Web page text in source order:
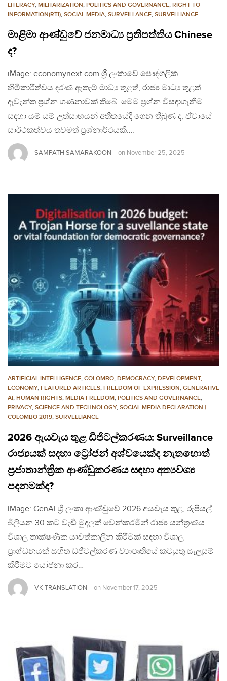
LITERACY, MILITARIZATION, POLITICS AND GOVERNANCE, RIGHT TO
INFORMATION(RTI), SOCIAL MEDIA, SURVEILLANCE, SURVELLIANCE
මාළිමා ආණ්ඩුවේ ජනමාධ්‍ය ප්‍රතිපත්තිය Chinese
ද?
iMage: economynext.com ශ්‍රී ලංකාවේ පෞද්ගලික
හිමිකාරීත්වය දරණ ඇතැම් මාධ්‍ය තුළත්, රාජ්‍ය මාධ්‍ය තුළත්
දැවැන්ත ප්‍රශ්න ගණනාවක් තිබේ. මෙම ප්‍රශ්න විසඳාගැනීම
සඳහා යම් යම් උත්සාහයන් අතීතයේදී ගෙන තිබුණ ද, ඒවායේ
සාර්ථකත්වය තවමත් ප්‍රශ්නාර්ථයකි….
SAMPATH SAMARAKOON on November 25, 2025
ARTIFICIAL INTELLIGENCE, COLOMBO, DEMOCRACY, DEVELOPMENT,
ECONOMY, FEATURED ARTICLES, FREEDOM OF EXPRESSION, GENERATIVE
AI, HUMAN RIGHTS, MEDIA FREEDOM, POLITICS AND GOVERNANCE,
PRIVACY, SCIENCE AND TECHNOLOGY, SOCIAL MEDIA DECLARATION |
COLOMBO 2019, SURVELLIANCE
2026 ඇයවැය තුළ ඩිජිටල්කරණය: Surveillance
රාජ්‍යයක් සදහා ට්‍රෝජන් අශ්වයෙක්ද නැතහොත්
ප්‍රජාතාන්ත්‍රික ආණ්ඩුකරණය සඳහා අත්‍යවශ්‍ය
පදනමක්ද?
iMage: GenAI ශ්‍රී ලංකා ආණ්ඩුවේ 2026 අයවැය තුළ, රුපියල්
බිලියන 30 කට වැඩි මුදලක් වෙන්කරමින් රාජ්‍ය යන්ත්‍රණය
විශාල තාක්ෂණික යාවත්කාලීන කිරීමක් සඳහා විශාල
ප්‍රාග්ධනයක් සහිත ඩජිටල්කරණ ව්‍යාපෘතියේ කටයුතු සැලසුම්
කිරීමට යෝජනා කර…
VK TRANSLATION on November 17, 2025